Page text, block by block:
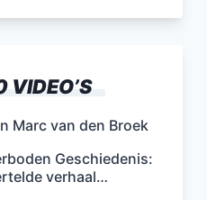
VIDEO’S
Marc van den Broek
Geschiedenis:
verhaal…